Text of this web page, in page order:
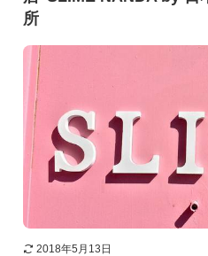
所
2018年5月13日